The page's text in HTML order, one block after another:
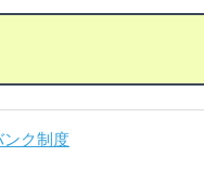
ンク制度